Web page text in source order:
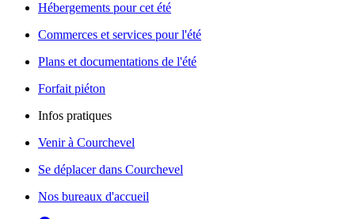
Hébergements pour cet été
Commerces et services pour l'été
Plans et documentations de l'été
Forfait piéton
Infos pratiques
Venir à Courchevel
Se déplacer dans Courchevel
Nos bureaux d'accueil